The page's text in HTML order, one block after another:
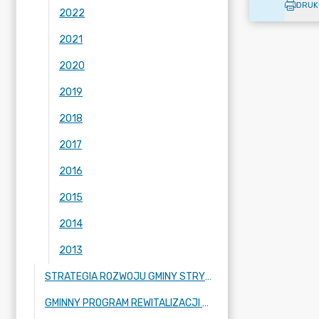
2022
2021
2020
2019
2018
2017
2016
2015
2014
2013
STRATEGIA ROZWOJU GMINY STRYKÓW
GMINNY PROGRAM REWITALIZACJI GMINY STRYKÓW